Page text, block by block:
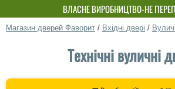
ВЛАСНЕ ВИРОБНИЦТВО-НЕ
Магазин дверей Фаворит / Вхідні двері /
Технічні вуличні